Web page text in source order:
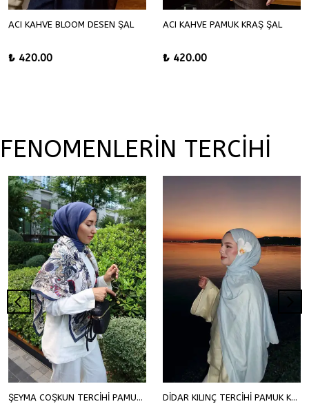
ACI KAHVE BLOOM DESEN ŞAL
₺ 420.00
ACI KAHVE PAMUK KRAŞ ŞAL
₺ 420.00
FENOMENLERİN TERCİHİ
ŞEYMA COŞKUN TERCİHİ PAMUK KRAŞ ŞAL DİDAR KILINÇ TERCİHİ PAMUK KRAŞ ŞAL